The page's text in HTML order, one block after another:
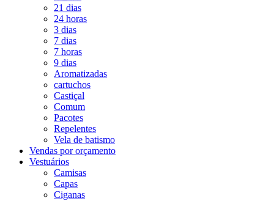
21 dias
24 horas
3 dias
7 dias
7 horas
9 dias
Aromatizadas
cartuchos
Castiçal
Comum
Pacotes
Repelentes
Vela de batismo
Vendas por orçamento
Vestuários
Camisas
Capas
Ciganas